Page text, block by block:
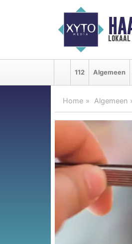
lokaal
112 Algemeen
Home Algemeen